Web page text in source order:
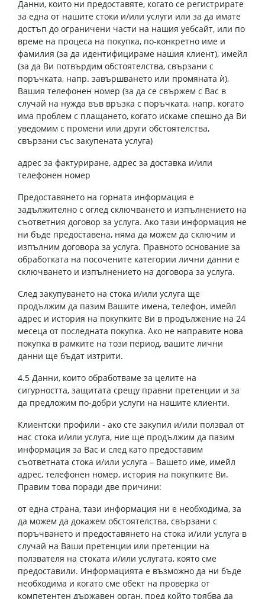
Данни, които ни предоставяте, когато се регистрирате
за една от нашите стоки и/или услуги или за да имате
достъп до ограничени части на нашия уебсайт, или по
време на процеса на покупка, по-конкретно име и
фамилия (за да идентифицираме нашия клиент), имейл
(за да Ви потвърдим обстоятелства, свързани с
поръчката, напр. завършването или промяната ѝ),
Вашия телефонен номер (за да се свържем с Вас в
случай на нужда във връзка с поръчката, напр. когато
има проблем с плащането, когато искаме спешно да Ви
уведомим с промени или други обстоятелства,
свързани със закупената услуга)
адрес за фактуриране, адрес за доставка и/или
телефонен номер
Предоставянето на горната информация е
задължително с оглед сключването и изпълнението на
съответния договор за услуга. Ако тази информация не
ни бъде предоставена, няма да можем да сключим и
изпълним договора за услуга. Правното основание за
обработката на посочените категории лични данни е
сключването и изпълнението на договора за услуга.
След закупуването на стока и/или услуга ще
продължим да пазим Вашите имена, телефон, имейл
адрес и история на покупките Ви в продължение на 24
месеца от последната покупка. Ако не направите нова
покупка в рамките на този период, вашите лични
данни ще бъдат изтрити.
4.5 Данни, които обработваме за целите на
сигурността, защитата срещу правни претенции и за
да предложим по-добри услуги на нашите клиенти.
Клиентски профили - ако сте закупил и/или ползвал от
нас стока и/или услуга, ние ще продължим да пазим
информация за Вас и след като предоставим
съответната стока и/или услуга – Вашето име, имейл
адрес, телефонен номер, история на покупките Ви.
Правим това поради две причини:
от една страна, тази информация ни е необходима, за
да можем да докажем обстоятелства, свързани с
поръчването и предоставянето на стока и/или услуга в
случай на Ваши претенции или претенции на
ползвателя на стоката и/или услугата, която сме
предоставили. Информацията е възможно да ни бъде
необходима и когато сме обект на проверка от
компетентен държавен орган, пред който трябва да